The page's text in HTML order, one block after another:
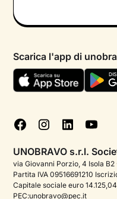
Psicologo in chat
Aiuto urgente
FAQ
Podcast di psicologia
Corporate
Termini e condizioni
Informativa Privacy
Cookie policy
Gestisci cookie
Scarica l'app di
UNOBRAVO s.r.l.
via Giovanni Porzio, 4 Isola
Partita IVA 09516691210
Capitale sociale euro
PEC:unobravo@pec.it